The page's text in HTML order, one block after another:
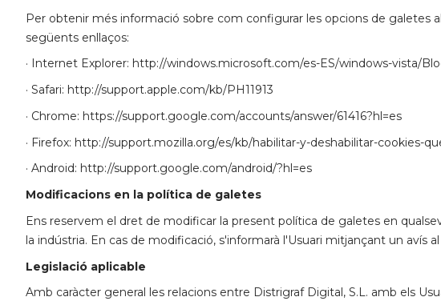
Per obtenir més informació sobre com configurar les opcions de galetes
següents enllaços:
· Internet Explorer: http://windows.microsoft.com/es-ES/windows-vista/
· Safari: http://support.apple.com/kb/PH11913
· Chrome: https://support.google.com/accounts/answer/61416?hl=es
· Firefox: http://support.mozilla.org/es/kb/habilitar-y-deshabilitar-cookies-
· Android: http://support.google.com/android/?hl=es
Modificacions en la política de galetes
Ens reservem el dret de modificar la present política de galetes en
la indústria. En cas de modificació, s'informarà l'Usuari mitjançant un avís
Legislació aplicable
Amb caràcter general les relacions entre Distrigraf Digital, S.L. amb els